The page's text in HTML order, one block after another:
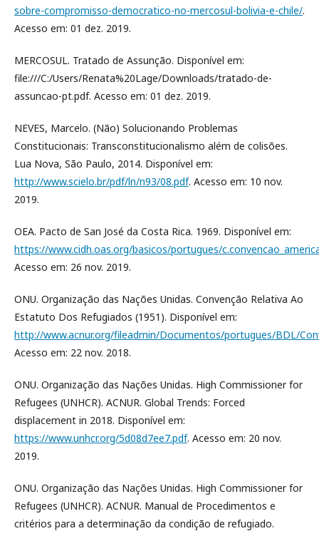
sobre-compromisso-democratico-no-mercosul-bolivia-e-chile/.
Acesso em: 01 dez. 2019.
MERCOSUL. Tratado de Assunção. Disponível em:
file:///C:/Users/Renata%20Lage/Downloads/tratado-de-
assuncao-pt.pdf. Acesso em: 01 dez. 2019.
NEVES, Marcelo. (Não) Solucionando Problemas
Constitucionais: Transconstitucionalismo além de colisões.
Lua Nova, São Paulo, 2014. Disponível em:
http://www.scielo.br/pdf/ln/n93/08.pdf. Acesso em: 10 nov.
2019.
OEA. Pacto de San José da Costa Rica. 1969. Disponível em:
https://www.cidh.oas.org/basicos/portugues/
Acesso em: 26 nov. 2019.
ONU. Organização das Nações Unidas. Convenção Relativa Ao
Estatuto Dos Refugiados (1951). Disponível em:
http://www.acnur.org/fileadmin/Documentos/portugues/BDL/
Acesso em: 22 nov. 2018.
ONU. Organização das Nações Unidas. High Commissioner for
Refugees (UNHCR). ACNUR. Global Trends: Forced
displacement in 2018. Disponível em:
https://www.unhcr.org/5d08d7ee7.pdf. Acesso em: 20 nov.
2019.
ONU. Organização das Nações Unidas. High Commissioner for
Refugees (UNHCR). ACNUR. Manual de Procedimentos e
critérios para a determinação da condição de refugiado.